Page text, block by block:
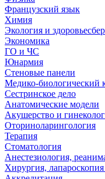
Французский язык
Химия
Экология и
Экономика
ГО и ЧС
Юнармия
Стеновые панели
Медико-биологический
Сестринское дело
Анатомические модели
Акушерство и
Оториноларингология
Терапия
Стоматология
Анестезиология,
Хирургия,